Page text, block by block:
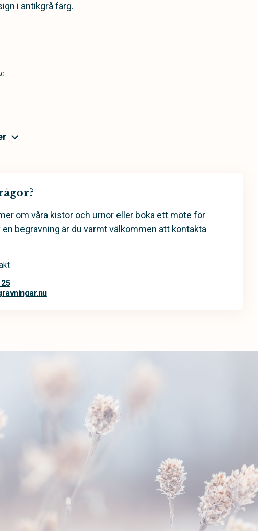
i antikgrå färg.
om våra kistor och urnor eller boka ett möte för
en begravning är du varmt välkommen att kontakta